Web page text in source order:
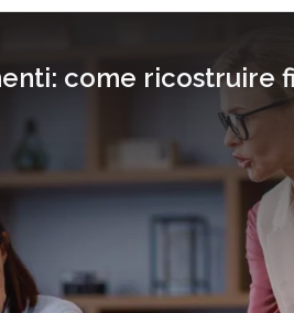
come ricostruire